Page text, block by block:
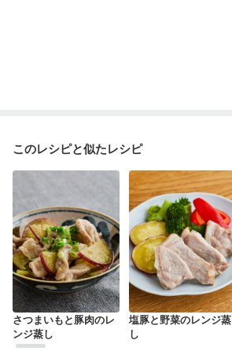
このレシピと似たレシピ
さつまいもと豚肉のレ
ンジ蒸し
塩豚と野菜のレンジ蒸
し